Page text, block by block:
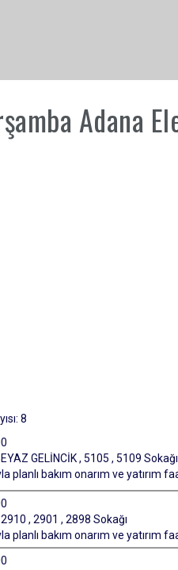
Adana
8
GELİNCİK , 5105 , 5109 Sokağı
planlı bakım onarım ve yatırım
, 2901 , 2898 Sokağı
planlı bakım onarım ve yatırım